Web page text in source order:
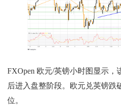
FXOpen 欧元/英镑小时图显示，
后进入盘整阶段。欧元兑英镑跌
位。